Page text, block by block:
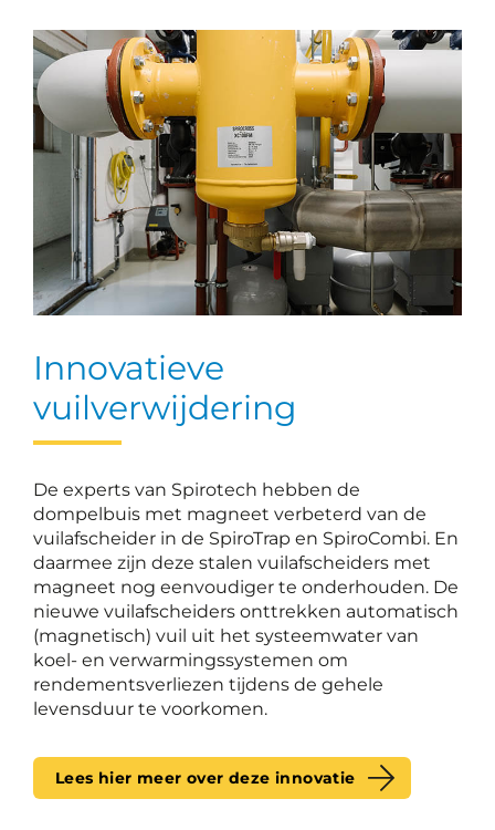
Innovatieve
vuilverwijdering
De experts van Spirotech hebben de
dompelbuis met magneet verbeterd van de
vuilafscheider in de SpiroTrap en SpiroCombi. En
daarmee zijn deze stalen vuilafscheiders met
magneet nog eenvoudiger te onderhouden. De
nieuwe vuilafscheiders onttrekken automatisch
(magnetisch) vuil uit het systeemwater van
koel- en verwarmingssystemen om
rendementsverliezen tijdens de gehele
levensduur te voorkomen.
Lees hier meer over deze innovatie